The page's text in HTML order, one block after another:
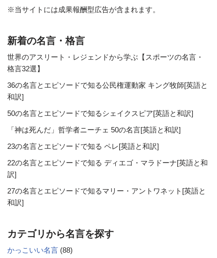
※当サイトには成果報酬型広告が含まれます。
新着の名言・格言
世界のアスリート・レジェンドから学ぶ【スポーツの名言・
格言32選】
36の名言とエピソードで知る公民権運動家 キング牧師[英語と
和訳]
50の名言とエピソードで知るシェイクスピア[英語と和訳]
「神は死んだ」哲学者ニーチェ 50の名言[英語と和訳]
23の名言とエピソードで知る ペレ[英語と和訳]
22の名言とエピソードで知る ディエゴ・マラドーナ[英語と和
訳]
27の名言とエピソードで知るマリー・アントワネット[英語と
和訳]
カテゴリから名言を探す
かっこいい名言 (88)